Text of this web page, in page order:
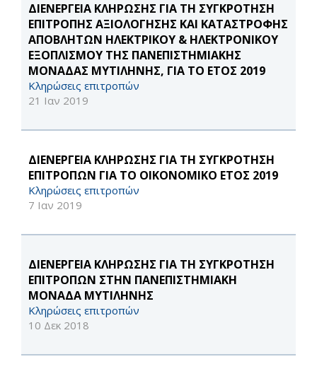
ΔΙΕΝΕΡΓΕΙΑ ΚΛΗΡΩΣΗΣ ΓΙΑ ΤΗ ΣΥΓΚΡΟΤΗΣΗ
ΕΠΙΤΡΟΠΗΣ ΑΞΙΟΛΟΓΗΣΗΣ ΚΑΙ ΚΑΤΑΣΤΡΟΦΗΣ
ΑΠΟΒΛΗΤΩΝ ΗΛΕΚΤΡΙΚΟΥ & ΗΛΕΚΤΡΟΝΙΚΟΥ
ΕΞΟΠΛΙΣΜΟΥ ΤΗΣ ΠΑΝΕΠΙΣΤΗΜΙΑΚΗΣ
ΜΟΝΑΔΑΣ ΜΥΤΙΛΗΝΗΣ, ΓΙΑ ΤΟ ΕΤΟΣ 2019
Κληρώσεις επιτροπών
21 Ιαν 2019
ΔΙΕΝΕΡΓΕΙΑ ΚΛΗΡΩΣΗΣ ΓΙΑ ΤΗ ΣΥΓΚΡΟΤΗΣΗ
ΕΠΙΤΡΟΠΩΝ ΓΙΑ ΤΟ ΟΙΚΟΝΟΜΙΚΟ ΕΤΟΣ 2019
Κληρώσεις επιτροπών
7 Ιαν 2019
ΔΙΕΝΕΡΓΕΙΑ ΚΛΗΡΩΣΗΣ ΓΙΑ ΤΗ ΣΥΓΚΡΟΤΗΣΗ
ΕΠΙΤΡΟΠΩΝ ΣΤΗΝ ΠΑΝΕΠΙΣΤΗΜΙΑΚΗ
ΜΟΝΑΔΑ ΜΥΤΙΛΗΝΗΣ
Κληρώσεις επιτροπών
10 Δεκ 2018